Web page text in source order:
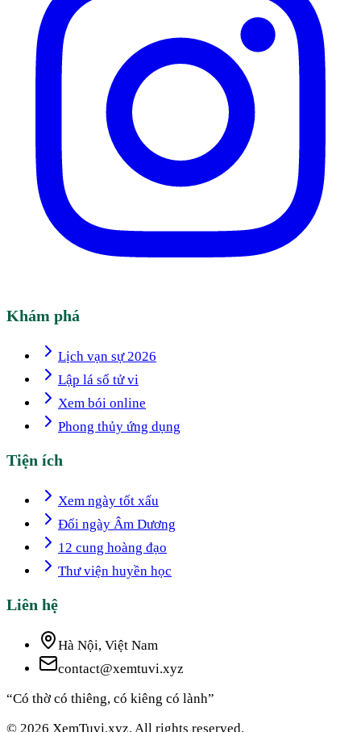
Khám phá
Lịch vạn sự 2026
Lập lá số tử vi
Xem bói online
Phong thủy ứng dụng
Tiện ích
Xem ngày tốt xấu
Đổi ngày Âm Dương
12 cung hoàng đạo
Thư viện huyền học
Liên hệ
Hà Nội, Việt Nam
contact@xemtuvi.xyz
“Có thờ có thiêng, có kiêng có lành”
© 2026 XemTuvi.xyz. All rights reserved.